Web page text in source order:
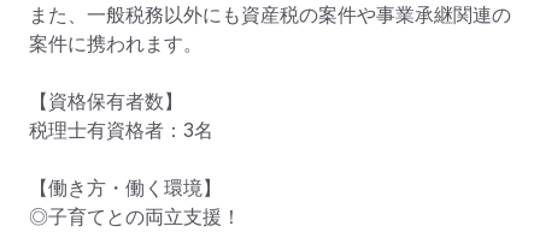
また、一般税務以外にも資産税の案件や事業承継関連の
案件に携われます。
【資格保有者数】
税理士有資格者：3名
【働き方・働く環境】
◎子育てとの両立支援！